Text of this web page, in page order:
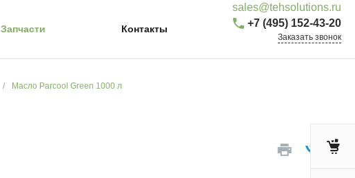
Запчасти Контакты
sales@tehsolutions.ru
+7 (495) 152-43-20
Заказать звонок
/ Масло Parcool Green 1000 л